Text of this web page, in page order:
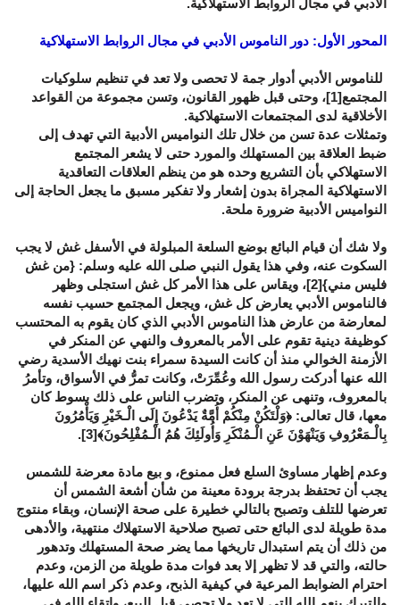
الأدبي في مجال الروابط الاستهلاكية.
المحور الأول: دور الناموس الأدبي في مجال الروابط الاستهلاكية
للناموس الأدبي أدوار جمة لا تحصى ولا تعد في تنظيم سلوكيات
المجتمع[1]، وحتى قبل ظهور القانون، وتسن مجموعة من القواعد
الأخلاقية لدى المجتمعات الاستهلاكية.
وتمثلات عدة تسن من خلال تلك النواميس الأدبية التي تهدف إلى
ضبط العلاقة بين المستهلك والمورد حتى لا يشعر المجتمع
الاستهلاكي بأن التشريع وحده هو من ينظم العلاقات التعاقدية
الاستهلاكية المجراة بدون إشعار ولا تفكير مسبق ما يجعل الحاجة إلى
النواميس الأدبية ضرورة ملحة.
ولا شك أن قيام البائع بوضع السلعة المبلولة في الأسفل غش لا يجب
السكوت عنه، وفي هذا يقول النبي صلى الله عليه وسلم: {من غش
فليس مني}[2]، ويقاس على هذا الأمر كل غش استجلى وظهر
فالناموس الأدبي يعارض كل غش، ويجعل المجتمع حسيب نفسه
لمعارضة من عارض هذا الناموس الأدبي الذي كان يقوم به المحتسب
كوظيفة دينية تقوم على الأمر بالمعروف والنهي عن المنكر في
الأزمنة الخوالي منذ أن كانت السيدة سمراء بنت نهيك الأسدية رضي
الله عنها أدركت رسول الله وعُمِّرَتْ، وكانت تمرُّ في الأسواق، وتأمرُ
بالمعروف، وتنهى عن المنكر، وتضرب الناس على ذلك بسوط كان
معها، قال تعالى: ﴿وَلْتَكُنْ مِنْكُمْ أُمَّةٌ يَدْعُونَ إِلَى الْـخَيْرِ وَيَأْمُرُونَ
بِالْـمَعْرُوفِ وَيَنْهَوْنَ عَنِ الْـمُنْكَرِ وَأُولَئِكَ هُمُ الْـمُفْلِحُونَ﴾[3]
.
وعدم إظهار مساوئ السلع فعل ممنوع، و بيع مادة معرضة للشمس
يجب أن تحتفظ بدرجة برودة معينة من شأن أشعة الشمس أن
تعرضها للتلف وتصبح بالتالي خطيرة على صحة الإنسان، وبقاء منتوج
مدة طويلة لدى البائع حتى تصبح صلاحية الاستهلاك منتهية، والأدهى
من ذلك أن يتم استبدال تاريخها مما يضر صحة المستهلك وتدهور
حالته، والتي قد لا تظهر إلا بعد فوات مدة طويلة من الزمن، وعدم
احترام الضوابط المرعية في كيفية الذبح، وعدم ذكر اسم الله عليها،